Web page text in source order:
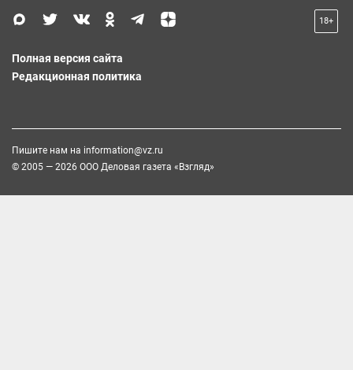
18+
Полная версия сайта
Редакционная политика
Пишите нам на information@vz.ru
© 2005 — 2026 ООО Деловая газета «Взгляд»